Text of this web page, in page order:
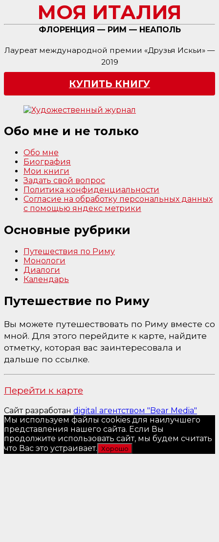
МОЯ ИТАЛИЯ
ФЛОРЕНЦИЯ — РИМ — НЕАПОЛЬ
Лауреат международной премии «Друзья Искьи» —
2019
КУПИТЬ КНИГУ
Обо мне и не только
Обо мне
Биография
Мои книги
Задать свой вопрос
Политика конфиденциальности
Согласие на обработку персональных данных
с помощью яндекс метрики
Основные рубрики
Путешествия по Риму
Монологи
Диалоги
Календарь
Путешествие по Риму
Вы можете путешествовать по Риму вместе со
мной. Для этого перейдите к карте, найдите
отметку, которая вас заинтересовала и
дальше по ссылке.
Перейти к карте
Сайт разработан digital агентством "Bear Media"
Мы используем файлы cookies для наилучшего
представления нашего сайта. Если Вы
продолжите использовать сайт, мы будем считать
что Вас это устраивает. Хорошо